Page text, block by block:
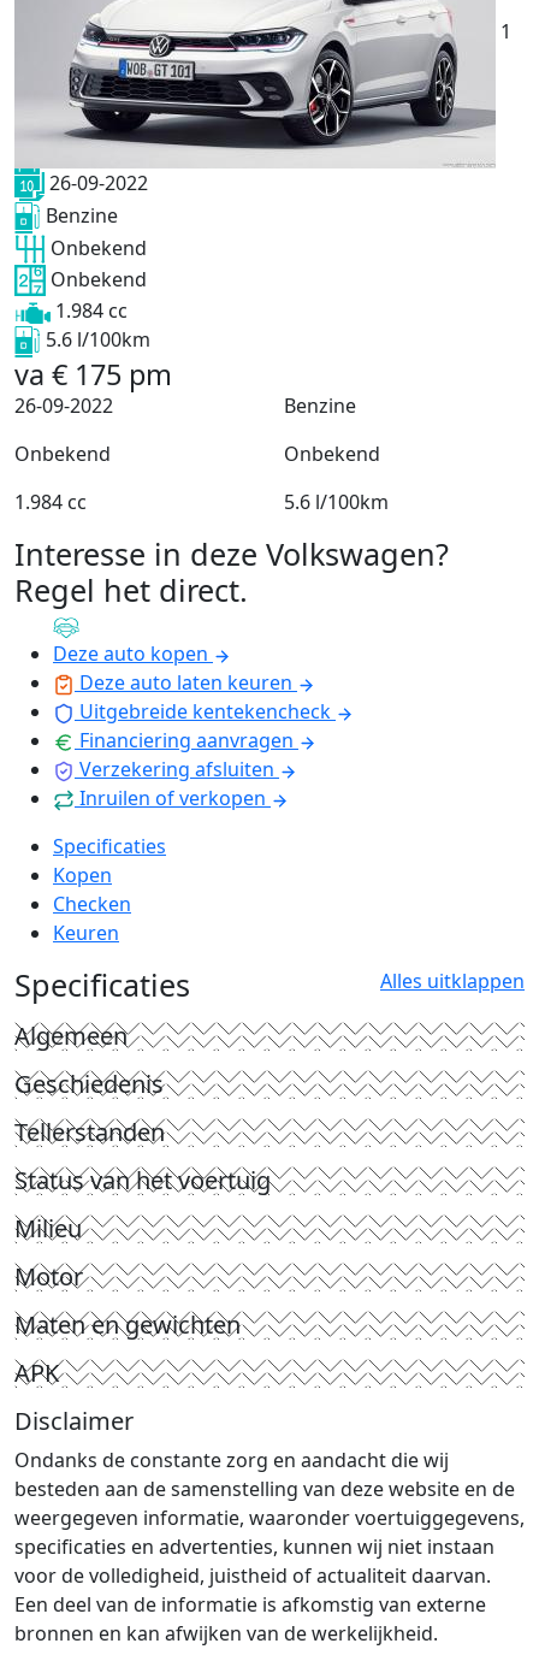
1
26-09-2022
Benzine
Onbekend
Onbekend
1.984 cc
5.6 l/100km
va € 175 pm
26-09-2022
Benzine
Onbekend
Onbekend
1.984 cc
5.6 l/100km
Interesse in deze Volkswagen?
Regel het direct.
Deze auto kopen
Deze auto laten keuren
Uitgebreide kentekencheck
Financiering aanvragen
Verzekering afsluiten
Inruilen of verkopen
Specificaties
Kopen
Checken
Keuren
Specificaties Alles uitklappen
Algemeen
Geschiedenis
Tellerstanden
Status van het voertuig
Milieu
Motor
Maten en gewichten
APK
Disclaimer
Ondanks de constante zorg en aandacht die wij
besteden aan de samenstelling van deze website en de
weergegeven informatie, waaronder voertuiggegevens,
specificaties en advertenties, kunnen wij niet instaan
voor de volledigheid, juistheid of actualiteit daarvan.
Een deel van de informatie is afkomstig van externe
bronnen en kan afwijken van de werkelijkheid.